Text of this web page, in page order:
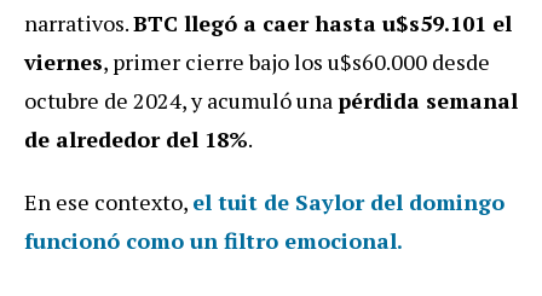
narrativos.BTC llegó a caer hasta u$s59.101 el
viernes, primer cierre bajo los u$s60.000 desde
octubre de 2024, y acumuló unapérdida semanal
de alrededor del 18%.
En ese contexto, el tuit de Saylor del domingo
funcionó como un filtro emocional.